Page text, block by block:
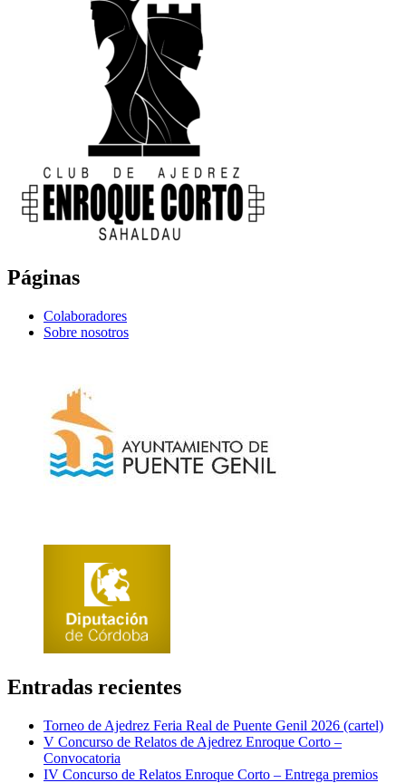
Páginas
Colaboradores
Sobre nosotros
Entradas recientes
Torneo de Ajedrez Feria Real de Puente Genil 2026 (cartel)
V Concurso de Relatos de Ajedrez Enroque Corto –
Convocatoria
IV Concurso de Relatos Enroque Corto – Entrega premios